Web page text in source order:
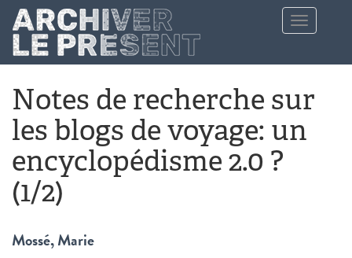
Aller au contenu principal
Toggle
navigation
Notes de recherche sur
les blogs de voyage: un
encyclopédisme 2.0 ?
(1/2)
Mossé, Marie